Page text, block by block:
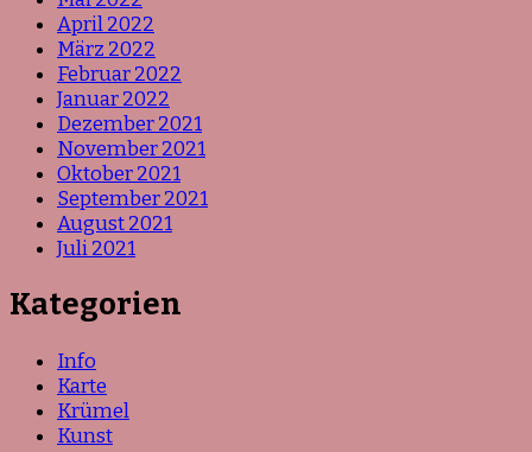
April 2022
März 2022
Februar 2022
Januar 2022
Dezember 2021
November 2021
Oktober 2021
September 2021
August 2021
Juli 2021
Kategorien
Info
Karte
Krümel
Kunst